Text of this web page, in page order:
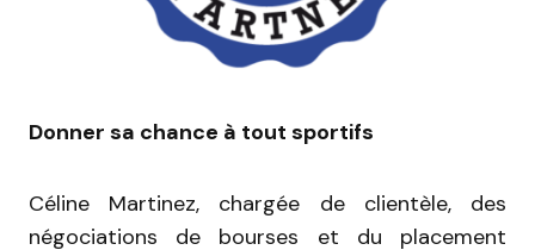
Donner sa chance à tout sportifs
Céline Martinez, chargée de clientèle, des
négociations de bourses et du placement